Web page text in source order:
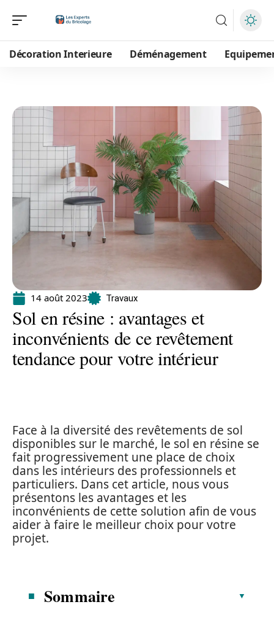
Décoration Interieure Déménagement
14 août 2023 Travaux
Sol en résine : avantages et
inconvénients de ce revêtement
tendance pour votre intérieur
Face à la diversité des revêtements de sol
disponibles sur le marché, le sol en résine se
fait progressivement une place de choix
dans les intérieurs des professionnels et
particuliers. Dans cet article, nous vous
présentons les avantages et les
inconvénients de cette solution afin de vous
aider à faire le meilleur choix pour votre
projet.
Sommaire